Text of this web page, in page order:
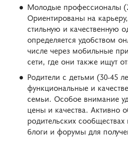
Молодые профессионалы
Ориентированы на
стильную и качественную
определяется удобством
числе через мобильные
сети, где они также ищут
Родители с детьми (30-45
функциональные и
семьи. Особое внимание
цены и качества. Активно
родительских
блоги и форумы для